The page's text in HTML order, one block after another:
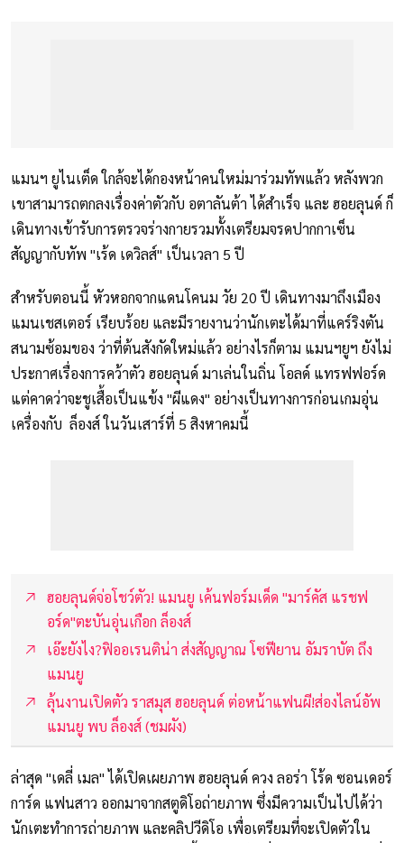
แมนฯ ยูไนเต็ด ใกล้จะได้กองหน้าคนใหม่มาร่วมทัพแล้ว หลังพวก
เขาสามารถตกลงเรื่องค่าตัวกับ อตาลันต้า ได้สำเร็จ และ ฮอยลุนด์ ก็
เดินทางเข้ารับการตรวจร่างกายรวมทั้งเตรียมจรดปากกาเซ็น
สัญญากับทัพ "เร้ด เดวิลส์" เป็นเวลา 5 ปี
สำหรับตอนนี้ หัวหอกจากแดนโคนม วัย 20 ปี เดินทางมาถึงเมือง
แมนเชสเตอร์ เรียบร้อย และมีรายงานว่านักเตะได้มาที่แคร์ริงตัน
สนามซ้อมของ ว่าที่ต้นสังกัดใหม่แล้ว อย่างไรก็ตาม แมนฯยูฯ ยังไม่
ประกาศเรื่องการคว้าตัว ฮอยลุนด์ มาเล่นในถิ่น โอลด์ แทรฟฟอร์ด
แต่คาดว่าจะชูเสื้อเป็นแข้ง "ผีแดง" อย่างเป็นทางการก่อนเกมอุ่น
เครื่องกับ ล็องส์ ในวันเสาร์ที่ 5 สิงหาคมนี้
ฮอยลุนด์จ่อโชว์ตัว! แมนยู เค้นฟอร์มเด็ด "มาร์คัส แรชฟ
อร์ด"ตะบันอุ่นเกือก ล็องส์
เอ๊ะยังไง?ฟิออเรนติน่า ส่งสัญญาณ โซฟียาน อัมราบัต ถึง
แมนยู
ลุ้นงานเปิดตัว ราสมุส ฮอยลุนด์ ต่อหน้าแฟนผี!ส่องไลน์อัพ
แมนยู พบ ล็องส์ (ชมผัง)
ล่าสุด "เดลี่ เมล" ได้เปิดเผยภาพ ฮอยลุนด์ ควง ลอร่า โร้ด ซอนเดอร์
การ์ด แฟนสาว ออกมาจากสตูดิโอถ่ายภาพ ซึ่งมีความเป็นไปได้ว่า
นักเตะทำการถ่ายภาพ และคลิปวีดิโอ เพื่อเตรียมที่จะเปิดตัวใน